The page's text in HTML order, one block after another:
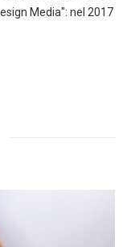
Media": nel 2017